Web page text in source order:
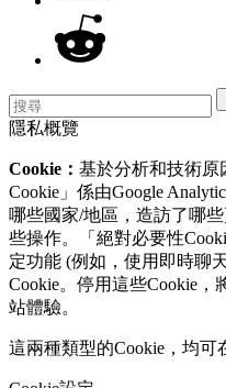
隱私概覽
Cookie： 基於分析和技術原
Cookie」係由Google
哪些國家/地區，造訪了哪
些操作。「絕對必要性
定功能 (例如，使用即時聊
Cookie。停用這些Cookie
站體驗。
這兩種類型的Cookie，均可